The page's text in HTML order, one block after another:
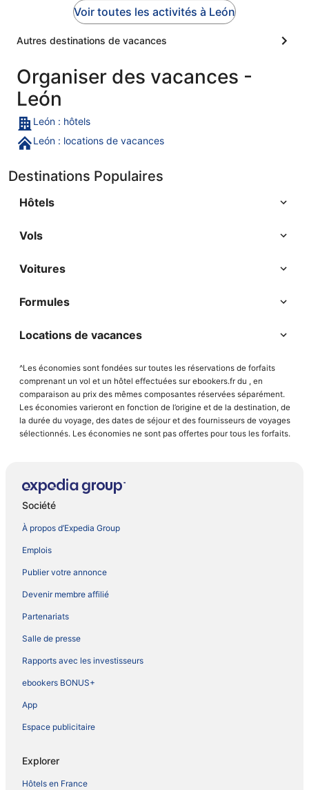
Voir toutes les activités à León
Autres destinations de vacances
Organiser des vacances -
León
León : hôtels
León : locations de vacances
Destinations Populaires
Hôtels
Vols
Voitures
Formules
Locations de vacances
^Les économies sont fondées sur toutes les réservations de forfaits
comprenant un vol et un hôtel effectuées sur ebookers.fr du , en
comparaison au prix des mêmes composantes réservées séparément.
Les économies varieront en fonction de l’origine et de la destination, de
la durée du voyage, des dates de séjour et des fournisseurs de voyages
sélectionnés. Les économies ne sont pas offertes pour tous les forfaits.
Société
À propos d’Expedia Group
Emplois
Publier votre annonce
Devenir membre affilié
Partenariats
Salle de presse
Rapports avec les investisseurs
ebookers BONUS+
App
Espace publicitaire
Explorer
Hôtels en France